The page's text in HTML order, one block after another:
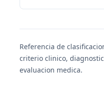
Referencia de
criterio clinico,
evaluacion medica.